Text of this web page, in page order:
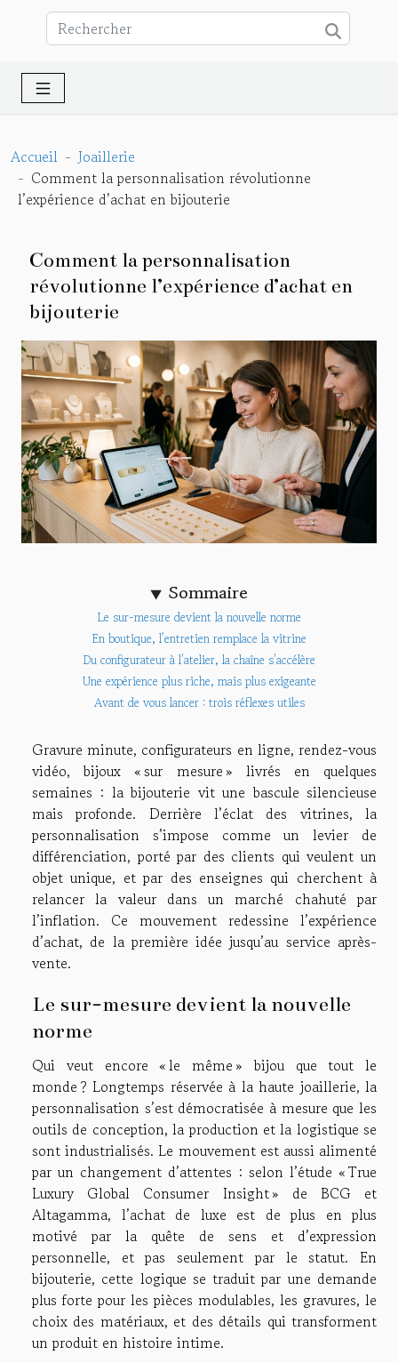
Accueil
Joaillerie
Comment la personnalisation révolutionne
l’expérience d’achat en bijouterie
Comment la personnalisation
révolutionne l’expérience d’achat en
bijouterie
Sommaire
Le sur-mesure devient la nouvelle norme
En boutique, l’entretien remplace la vitrine
Du configurateur à l’atelier, la chaîne s’accélère
Une expérience plus riche, mais plus exigeante
Avant de vous lancer : trois réflexes utiles
Gravure minute, configurateurs en ligne, rendez-vous
vidéo, bijoux « sur mesure » livrés en quelques
semaines : la bijouterie vit une bascule silencieuse
mais profonde. Derrière l’éclat des vitrines, la
personnalisation s’impose comme un levier de
différenciation, porté par des clients qui veulent un
objet unique, et par des enseignes qui cherchent à
relancer la valeur dans un marché chahuté par
l’inflation. Ce mouvement redessine l’expérience
d’achat, de la première idée jusqu’au service après-
vente.
Le sur-mesure devient la nouvelle
norme
Qui veut encore « le même » bijou que tout le
monde ? Longtemps réservée à la haute joaillerie, la
personnalisation s’est démocratisée à mesure que les
outils de conception, la production et la logistique se
sont industrialisés. Le mouvement est aussi alimenté
par un changement d’attentes : selon l’étude « True
Luxury Global Consumer Insight » de BCG et
Altagamma, l’achat de luxe est de plus en plus
motivé par la quête de sens et d’expression
personnelle, et pas seulement par le statut. En
bijouterie, cette logique se traduit par une demande
plus forte pour les pièces modulables, les gravures, le
choix des matériaux, et des détails qui transforment
un produit en histoire intime.